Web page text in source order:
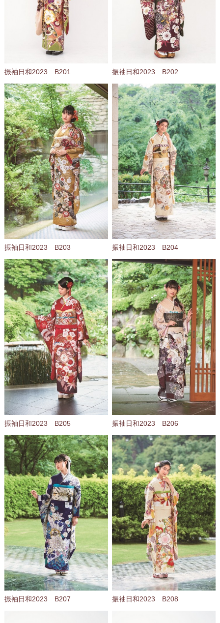
振袖日和2023 B201 振袖日和2023 B202
振袖日和2023 B203 振袖日和2023 B204
振袖日和2023 B205 振袖日和2023 B206
振袖日和2023 B207 振袖日和2023 B208